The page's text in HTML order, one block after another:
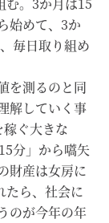
始めて、3か
毎日取り組め
を測るのと同
解していく事
ぐ大きな
分」から嚆矢
財産は女房に
たら、社会に
のが今年の年